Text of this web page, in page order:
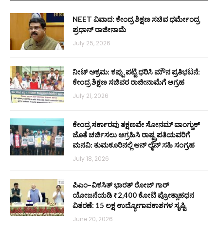
NEET ವಿವಾದ: ಕೇಂದ್ರ ಶಿಕ್ಷಣ ಸಚಿವ ಧರ್ಮೇಂದ್ರ
ಪ್ರಧಾನ್ ರಾಜೀನಾಮೆ
July 25, 2026
ನೀಟ್ ಅಕ್ರಮ: ಕಪ್ಪು ಪಟ್ಟಿ ಧರಿಸಿ ಮೌನ ಪ್ರತಿಭಟನೆ:
ಕೇಂದ್ರ ಶಿಕ್ಷಣ ಸಚಿವರ ರಾಜೀನಾಮೆಗೆ ಆಗ್ರಹ
July 21, 2026
ಕೇಂದ್ರ ಸರ್ಕಾರವು ತಕ್ಷಣವೇ ಸೋನಮ್ ವಾಂಗ್ಚುಕ್
ಜೊತೆ ಚರ್ಚಿಸಲು ಆಗ್ರಹಿಸಿ ರಾಷ್ಟ್ರಪತಿಯವರಿಗೆ
ಮನವಿ: ತುಮಕೂರಿನಲ್ಲಿ ಆನ್‌ ಲೈನ್ ಸಹಿ ಸಂಗ್ರಹ
July 18, 2026
ಪಿಎಂ–ವಿಕಸಿತ್ ಭಾರತ್ ರೋಜ್‌ ಗಾರ್
ಯೋಜನೆಯಡಿ ₹2,400 ಕೋಟಿ ಪ್ರೋತ್ಸಾಹಧನ
ವಿತರಣೆ: 15 ಲಕ್ಷ ಉದ್ಯೋಗಾವಕಾಶಗಳ ಸೃಷ್ಟಿ
June 20, 2026